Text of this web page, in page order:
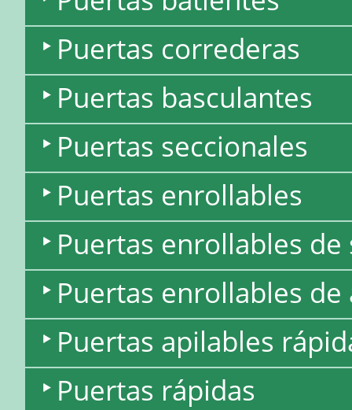
Puertas correderas
Puertas basculantes
Puertas seccionales
Puertas enrollables
Puertas enrollables
Puertas enrollables
Puertas apilables
Puertas rápidas